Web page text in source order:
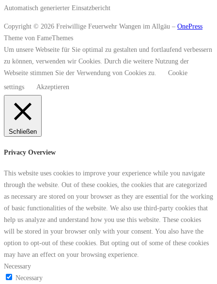
Automatisch generierter Einsatzbericht
Copyright © 2026 Freiwillige Feuerwehr Wangen im Allgäu – OnePress
Theme von FameThemes
Um unsere Webseite für Sie optimal zu gestalten und fortlaufend verbessern
zu können, verwenden wir Cookies. Durch die weitere Nutzung der
Webseite stimmen Sie der Verwendung von Cookies zu.
Cookie
settings
Akzeptieren
Schließen
Privacy Overview
This website uses cookies to improve your experience while you navigate
through the website. Out of these cookies, the cookies that are categorized
as necessary are stored on your browser as they are essential for the working
of basic functionalities of the website. We also use third-party cookies that
help us analyze and understand how you use this website. These cookies
will be stored in your browser only with your consent. You also have the
option to opt-out of these cookies. But opting out of some of these cookies
may have an effect on your browsing experience.
Necessary
Necessary